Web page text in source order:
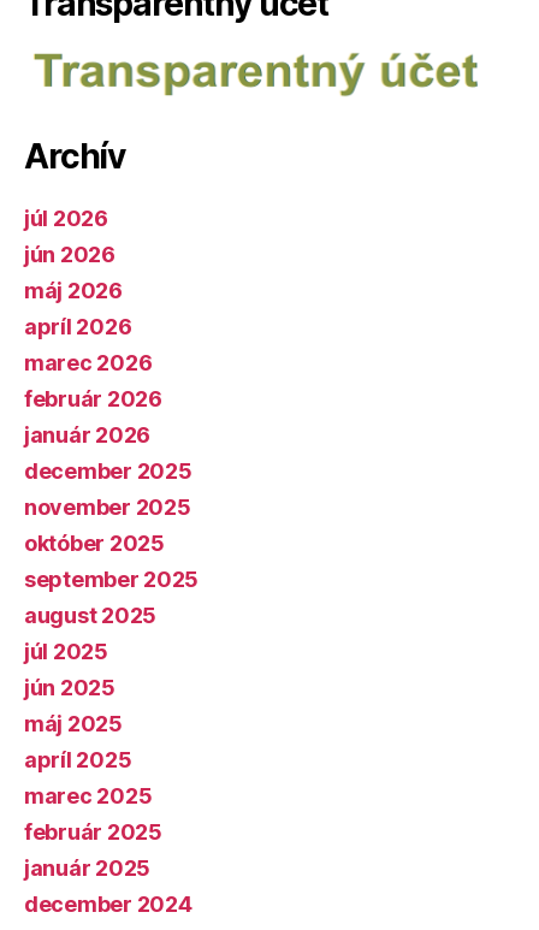
Archív
júl 2026
jún 2026
máj 2026
apríl 2026
marec 2026
február 2026
január 2026
december 2025
november 2025
október 2025
september 2025
august 2025
júl 2025
jún 2025
máj 2025
apríl 2025
marec 2025
február 2025
január 2025
december 2024